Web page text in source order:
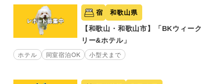
宿 和歌山県
【和歌山・和歌山市】「BKウィーク
リー&ホテル」
ホテル 同室宿泊OK 小型犬まで